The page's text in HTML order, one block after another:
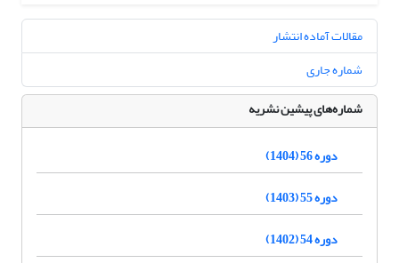
مقالات آماده انتشار
شماره جاری
شماره‌های پیشین نشریه
دوره 56 (1404)
دوره 55 (1403)
دوره 54 (1402)